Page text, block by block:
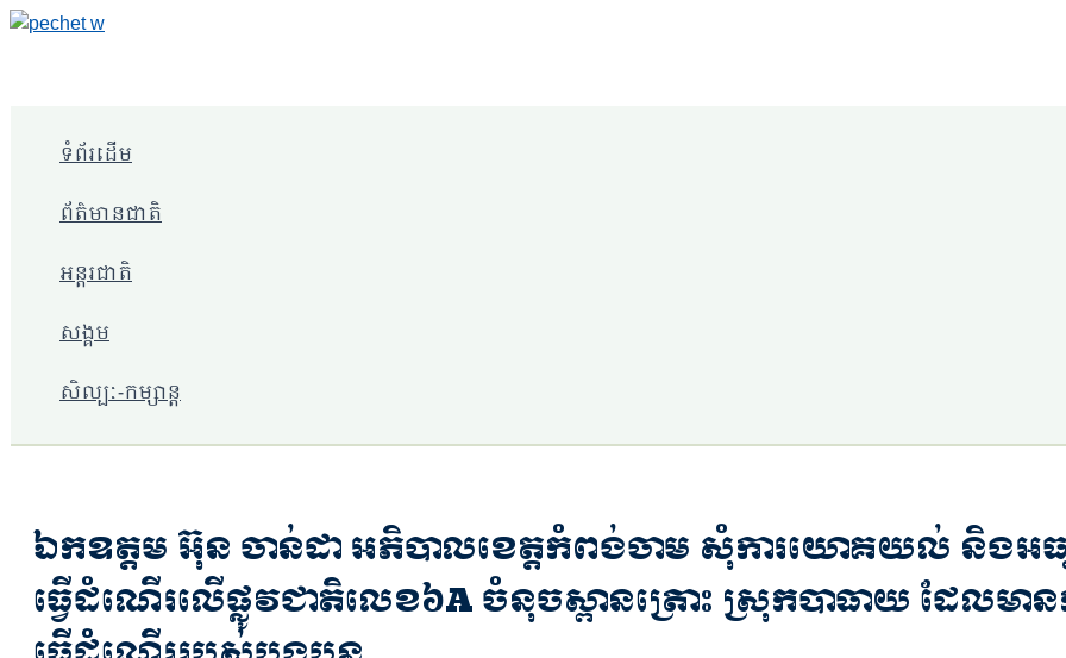
Skip
ទំព័រដើម
ព័ត៌មានជាតិ
អន្តរជាតិ
សង្គម
សិល្បៈ-កម្សាន្ត
ឯកឧត្តម អ៊ុន ចាន់ដា អភិបាលខេត្តកំពង់ចាម សុំការយោគយល់ និង
ធ្វេីដំណេីរលេីផ្លូវជាតិលេខ៦A ចំនុចស្ពានត្រោះ ស្រុកបាធាយ ដែលមា